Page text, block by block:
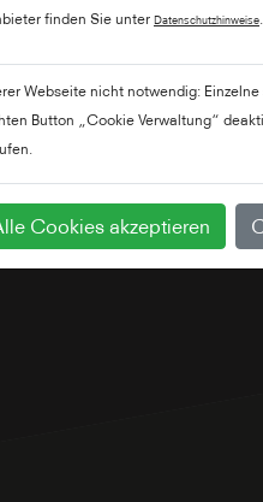
finden Sie unter Datenschutzhinweise
Webseite nicht notwendig:
Button „Cookie Verwaltung“
Cookies akzeptieren